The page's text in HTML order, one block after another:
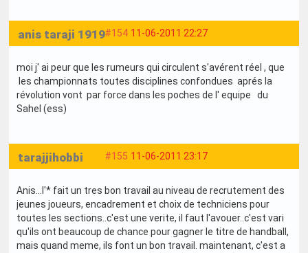
#154 11-06-2011 22:27
anis taraji 1919
moi j' ai peur que les rumeurs qui circulent s'avérent réel , que
les championnats toutes disciplines confondues aprés la
révolution vont par force dans les poches de l' equipe du
Sahel (ess)
#155 11-06-2011 23:17
tarajjihobbi
Anis...l'* fait un tres bon travail au niveau de recrutement des
jeunes joueurs, encadrement et choix de techniciens pour
toutes les sections..c'est une verite, il faut l'avouer..c'est vari
qu'ils ont beaucoup de chance pour gagner le titre de handball,
mais quand meme, ils font un bon travail. maintenant, c'est a